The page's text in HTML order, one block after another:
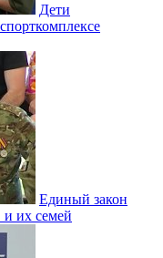
Дети
Единый закон
их семей